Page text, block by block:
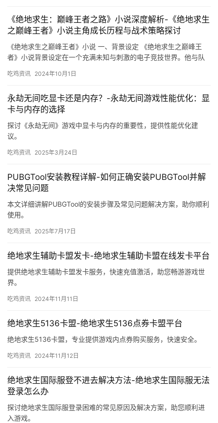
《绝地求生：巅峰王者之路》小说深度解析-《绝地求生
之巅峰王者》小说主角成长历程与战术策略探讨
《绝地求生之巅峰王者》小说 一、背景设定 《绝地求生之巅峰王
者》小说背景设定在一个充满未知与刺激的电子竞技世界。他与队
吃鸡资讯 2024年10月1日
永劫无间吃显卡还是内存？-永劫无间游戏性能优化：显
卡与内存的选择
探讨《永劫无间》游戏中显卡与内存的重要性，提供性能优化建
议。
吃鸡资讯 2025年3月24日
PUBGTool安装教程详解-如何正确安装PUBGTool并解
决常见问题
本文详细讲解PUBGTool的安装步骤及常见问题解决方案，助你顺利
使用。
吃鸡资讯 2025年7月17日
绝地求生辅助卡盟发卡-绝地求生辅助卡盟在线发卡平台
提供绝地求生辅助卡盟发卡服务，快速充值激活，助您畅游游戏世
界。
吃鸡资讯 2024年11月11日
绝地求生5136卡盟-绝地求生5136点券卡盟平台
绝地求生5136卡盟，专业提供游戏内点券购买服务，快速安全。
吃鸡资讯 2024年11月12日
绝地求生国际服登不进去解决方法-绝地求生国际服无法
登录怎么办
探讨绝地求生国际服登录困难的常见原因及解决方案，助您顺利进
入游戏。